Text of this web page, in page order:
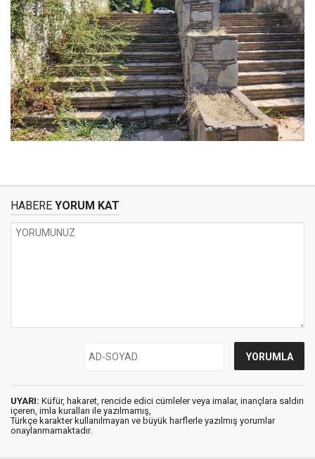
HABERE YORUM KAT
UYARI: Küfür, hakaret, rencide edici cümleler veya imalar, inançlara saldırı
içeren, imla kuralları ile yazılmamış,
Türkçe karakter kullanılmayan ve büyük harflerle yazılmış yorumlar
onaylanmamaktadır.